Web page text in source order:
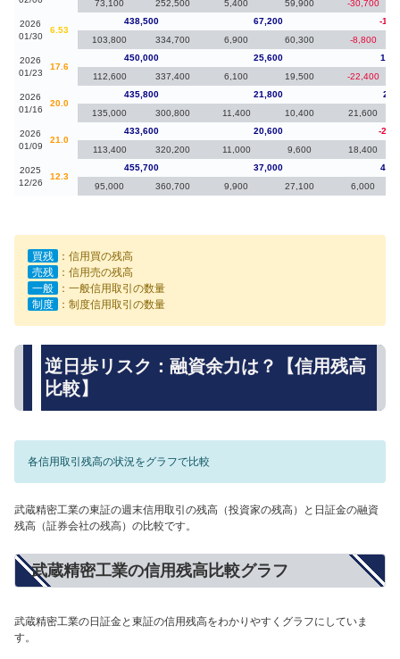
73,100 252,500 5,400 59,900 -30,700
2026
01/30
6.53
438,500 67,200
-
103,800
334,700 6,900 60,300 -8,800
2026
01/23
17.6
450,000 25,600
112,600
337,400 6,100 19,500 -22,400
2026
01/16
20.0
435,800 21,800
135,000
300,800 11,400 10,400 21,600
2026
01/09
21.0
433,600 20,600
-
113,400
320,200 11,000 9,600 18,400
2025
12/26
12.3
455,700 37,000
95,000
360,700 9,900 27,100 6,000
買残
：信用買の残高
売残
：信用売の残高
一般
：一般信用取引の数量
制度
：制度信用取引の数量
逆日歩リスク：融資余力は？【信用残高
比較】
各信用取引残高の状況をグラフで比較
武蔵精密工業の東証の週末信用取引の残高（投資家の残高）と日証金の融資
残高（証券会社の残高）の比較です。
武蔵精密工業の信用残高比較グラフ
武蔵精密工業の日証金と東証の信用残高をわかりやすくグラフにしていま
す。